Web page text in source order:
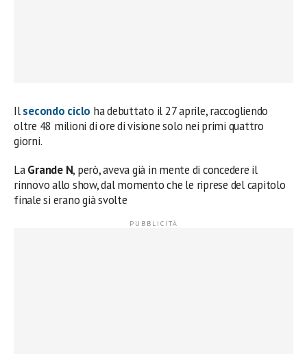
Ilsecondo ciclo ha debuttato il 27 aprile, raccogliendo
oltre 48 milioni di ore di visione solo nei primi quattro
giorni.
LaGrande N, però, aveva già in mente di concedere il
rinnovo allo show, dal momento che le riprese del capitolo
finale si erano già svolte